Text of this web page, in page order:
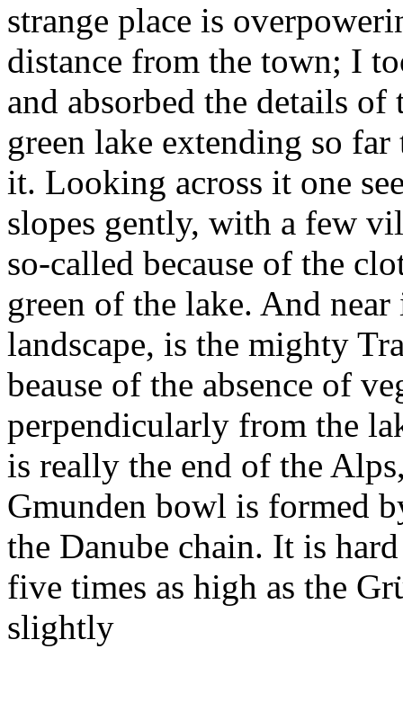
strange place is
distance from the town; I
and absorbed the details
green lake extending so
it. Looking across it one
slopes gently, with a few
so-called because of the
green of the lake. And
landscape, is the mighty
beause of the absence of
perpendicularly from the
is really the end of the
Gmunden bowl is formed
the Danube chain. It is
five times as high as the
slightly